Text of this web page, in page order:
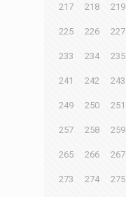
217 218 219
225 226 227
233 234 235
241 242 243
249 250 251
257 258 259
265 266 267
273 274 275